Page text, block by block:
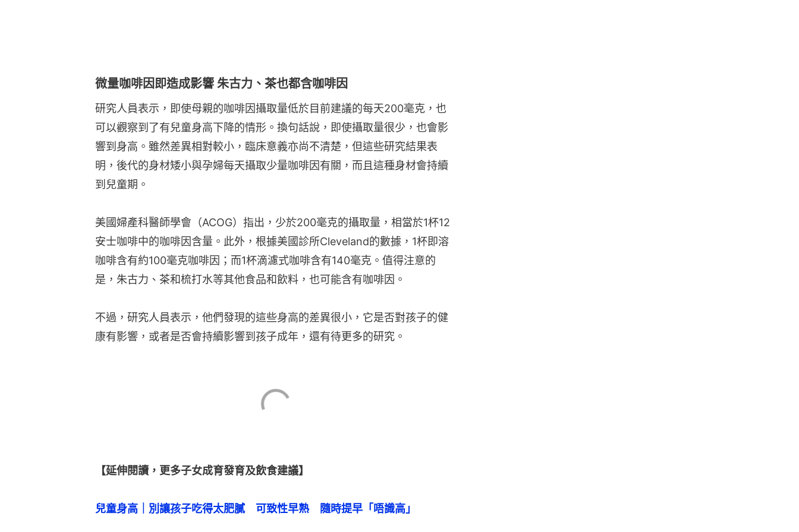
微量咖啡因即造成影響 朱古力、茶也都含咖啡因
研究人員表示，即使母親的咖啡因攝取量低於目前建議的每天200毫克，也
可以觀察到了有兒童身高下降的情形。換句話說，即使攝取量很少，也會影
響到身高。雖然差異相對較小，臨床意義亦尚不清楚，但這些研究結果表
明，後代的身材矮小與孕婦每天攝取少量咖啡因有關，而且這種身材會持續
到兒童期。
美國婦產科醫師學會（ACOG）指出，少於200毫克的攝取量，相當於1杯12
安士咖啡中的咖啡因含量。此外，根據美國診所Cleveland的數據，1杯即溶
咖啡含有約100毫克咖啡因；而1杯滴濾式咖啡含有140毫克。值得注意的
是，朱古力、茶和梳打水等其他食品和飲料，也可能含有咖啡因。
不過，研究人員表示，他們發現的這些身高的差異很小，它是否對孩子的健
康有影響，或者是否會持續影響到孩子成年，還有待更多的研究。
【延伸閱讀，更多子女成育發育及飲食建議】
兒童身高｜別讓孩子吃得太肥膩　可致性早熟　隨時提早「唔識高」